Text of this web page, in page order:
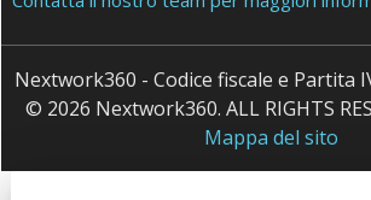
Nextwork360 - Codice fiscale e Partita
© 2026 Nextwork360. ALL RIGHTS
Mappa del sito